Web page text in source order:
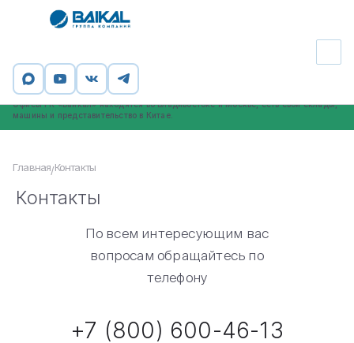
профессиональный участник ВЭД. ООО «ИНСТАЙЛ», входящее в ГК
«Байкал», внесено в реестр таможенных представителей (номер в реестре
2066).
Офисы ГК «Байкал» находятся во Владивостоке и Москве, есть свои склады,
машины и представительство в Китае.
Главная/Контакты
Контакты
По всем интересующим вас
вопросам обращайтесь по
телефону
+7 (800) 600-46-13